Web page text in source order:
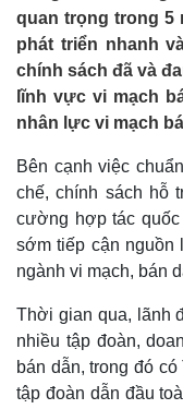
Đảng
Tổ chức nhân sự
Quốc hội
Nhận diện sự thật
quan trọng trong 5
phát triển nhanh
chính sách đã và
lĩnh vực vi mạch
nhân lực vi mạch
Bên cạnh việc
chế, chính sách hỗ
cường hợp tác
sớm tiếp cận nguồn
ngành vi mạch, bán
Thời gian qua, lãnh
nhiều tập đoàn,
bán dẫn, trong đó
tập đoàn dẫn đầu